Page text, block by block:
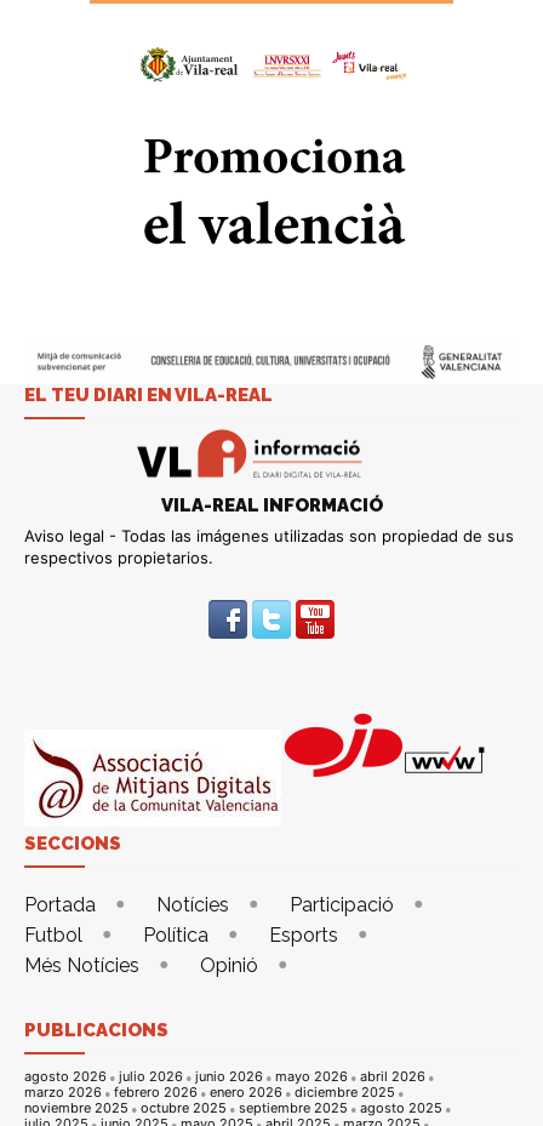
EL TEU DIARI EN VILA-REAL
VILA-REAL INFORMACIÓ
Aviso legal - Todas las imágenes utilizadas son propiedad de sus
respectivos propietarios.
SECCIONS
Portada Notícies
Participació
Futbol
Política
Esports
Més Notícies
Opinió
PUBLICACIONS
agosto 2026 julio 2026 junio 2026 mayo 2026
abril 2026
marzo 2026
febrero 2026 enero 2026
diciembre 2025
noviembre 2025
octubre 2025 septiembre 2025
agosto 2025